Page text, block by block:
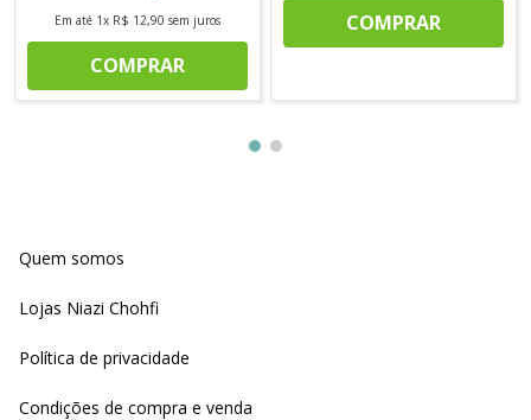
Em até 1x R$ 12,90 sem juros
COMPRAR
COMPRAR
Quem somos
Lojas Niazi Chohfi
Política de privacidade
Condições de compra e venda